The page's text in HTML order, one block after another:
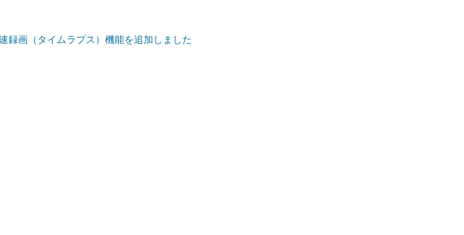
録画（タイムラプス）機能を追加しました